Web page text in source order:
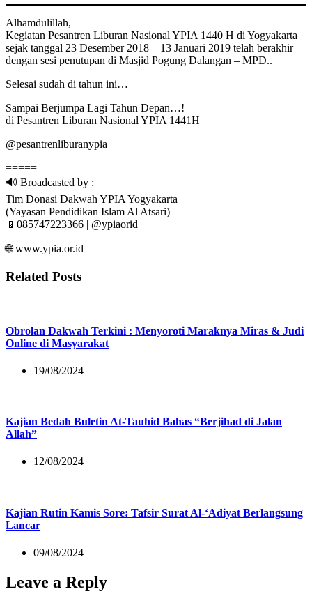
Alhamdulillah,
Kegiatan Pesantren Liburan Nasional YPIA 1440 H di Yogyakarta
sejak tanggal 23 Desember 2018 – 13 Januari 2019 telah berakhir
dengan sesi penutupan di Masjid Pogung Dalangan – MPD..
Selesai sudah di tahun ini…
Sampai Berjumpa Lagi Tahun Depan…!
di Pesantren Liburan Nasional YPIA 1441H
@pesantrenliburanypia
=====
🔊 Broadcasted by :
Tim Donasi Dakwah YPIA Yogyakarta
(Yayasan Pendidikan Islam Al Atsari)
📱085747223366 | @ypiaorid
🌐 www.ypia.or.id
Related Posts
Obrolan Dakwah Terkini : Menyoroti Maraknya Miras & Judi
Online di Masyarakat
19/08/2024
Kajian Bedah Buletin At-Tauhid Bahas “Berjihad di Jalan
Allah”
12/08/2024
Kajian Rutin Kamis Sore: Tafsir Surat Al-‘Adiyat Berlangsung
Lancar
09/08/2024
Leave a Reply